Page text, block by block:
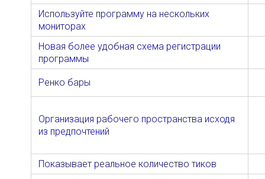
Используйте программу на нескольких
мониторах
Новая более удобная схема регистрации
программы
Ренко бары
Организация рабочего пространства исходя
из предпочтений
Показывает реальное количество тиков